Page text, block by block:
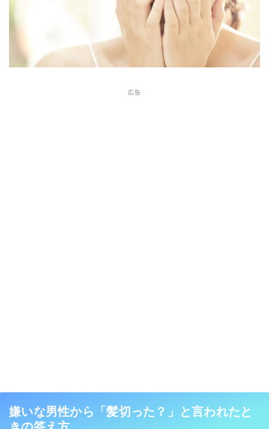
広告
嫌いな男性から「髪切った？」と言われたと